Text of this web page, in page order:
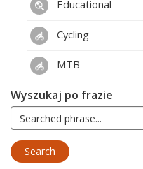
Educational
Cycling
MTB
Wyszukaj po frazie